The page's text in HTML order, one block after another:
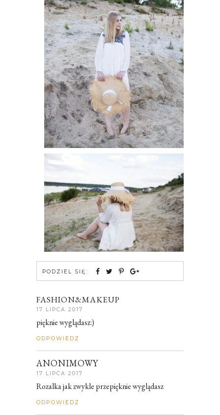
PODZIEL SIĘ:
FASHION&MAKEUP
17 LIPCA 2017
pięknie wyglądasz:)
ODPOWIEDZ
ANONIMOWY
17 LIPCA 2017
Rozalka jak zwykle przepięknie wyglądasz
ODPOWIEDZ